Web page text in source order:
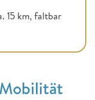
15 km, faltbar